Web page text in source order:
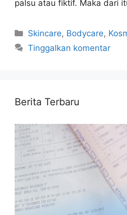
palsu atau fiktif. Maka dari
Kategori
Skincare, Bodycare,
Tinggalkan komentar
Berita Terbaru